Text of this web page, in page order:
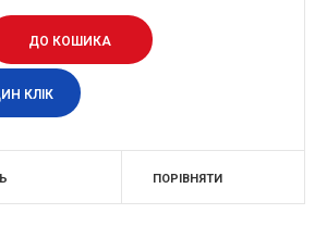
КЛІК
ПОРІВНЯТИ